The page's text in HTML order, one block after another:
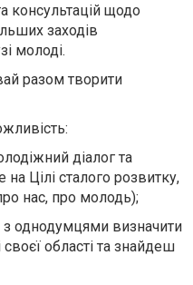
консультацій щодо
заходів
молоді.
разом творити
діалог та
Цілі сталого розвитку,
нас, про молодь);
з однодумцями визначити
області та знайдеш